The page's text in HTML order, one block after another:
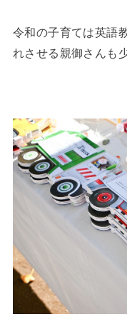
令和の子育ては英語
れさせる親御さんも